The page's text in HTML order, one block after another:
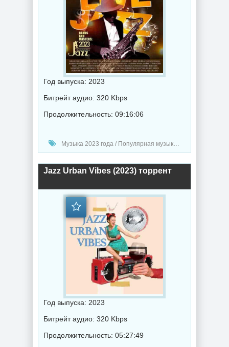
Год выпуска: 2023
Битрейт аудио: 320 Kbps
Продолжительность: 09:16:06
Музыка 2023 года / Популярная музыка / Джаз музыка / Музыка VA
Jazz Urban Vibes (2023) торрент
Год выпуска: 2023
Битрейт аудио: 320 Kbps
Продолжительность: 05:27:49